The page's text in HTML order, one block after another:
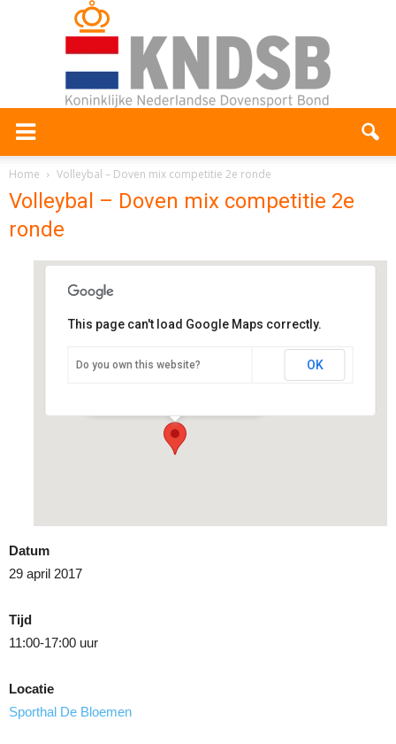
Home Volleybal – Doven mix competitie 2e ronde
Volleybal – Doven mix competitie 2e
ronde
Sporthal De Bloemen
This page can't load Google Maps correctly.
Do you own this website? OK
Datum
29 april 2017
Tijd
11:00-17:00 uur
Locatie
Sporthal De Bloemen